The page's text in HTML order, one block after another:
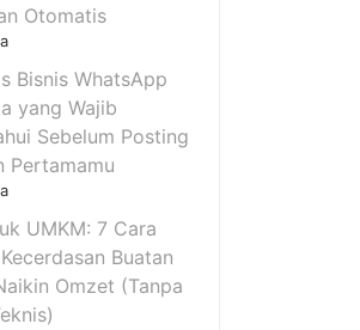
Otomatis
Bisnis WhatsApp
yang Wajib
Sebelum Posting
Pertamamu
UMKM: 7 Cara
Buatan
Omzet (Tanpa